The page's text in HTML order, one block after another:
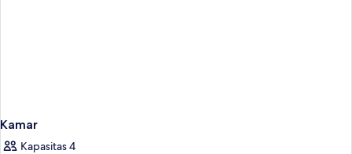
Kamar
Kapasitas 4